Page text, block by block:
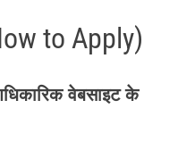
to Apply)
वेबसाइट के